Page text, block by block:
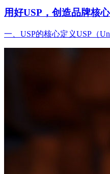
用好USP，创造品牌核心
一、USP的核心定义USP（